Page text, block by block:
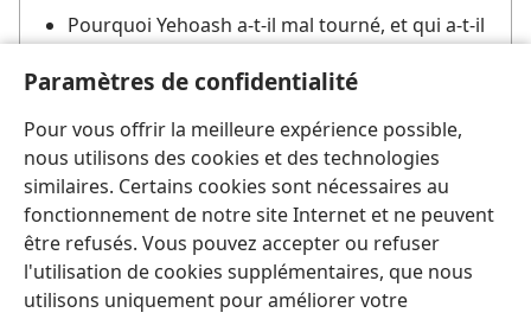
Paramètres de confidentialité
Pour vous offrir la meilleure expérience possible,
nous utilisons des cookies et des technologies
similaires. Certains cookies sont nécessaires au
fonctionnement de notre site Internet et ne peuvent
être refusés. Vous pouvez accepter ou refuser
l'utilisation de cookies supplémentaires, que nous
utilisons uniquement pour améliorer votre
Pourquoi Yehoash a-​t-​il mal tourné, et qui a-​t-​il
Quelle est la morale de cette histoire biblique ?
Français Partager Préférences
Copyright © 2026 Watch Tower Bible and Tract Society of Pennsylvania